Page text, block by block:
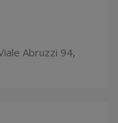
Abruzzi 94,